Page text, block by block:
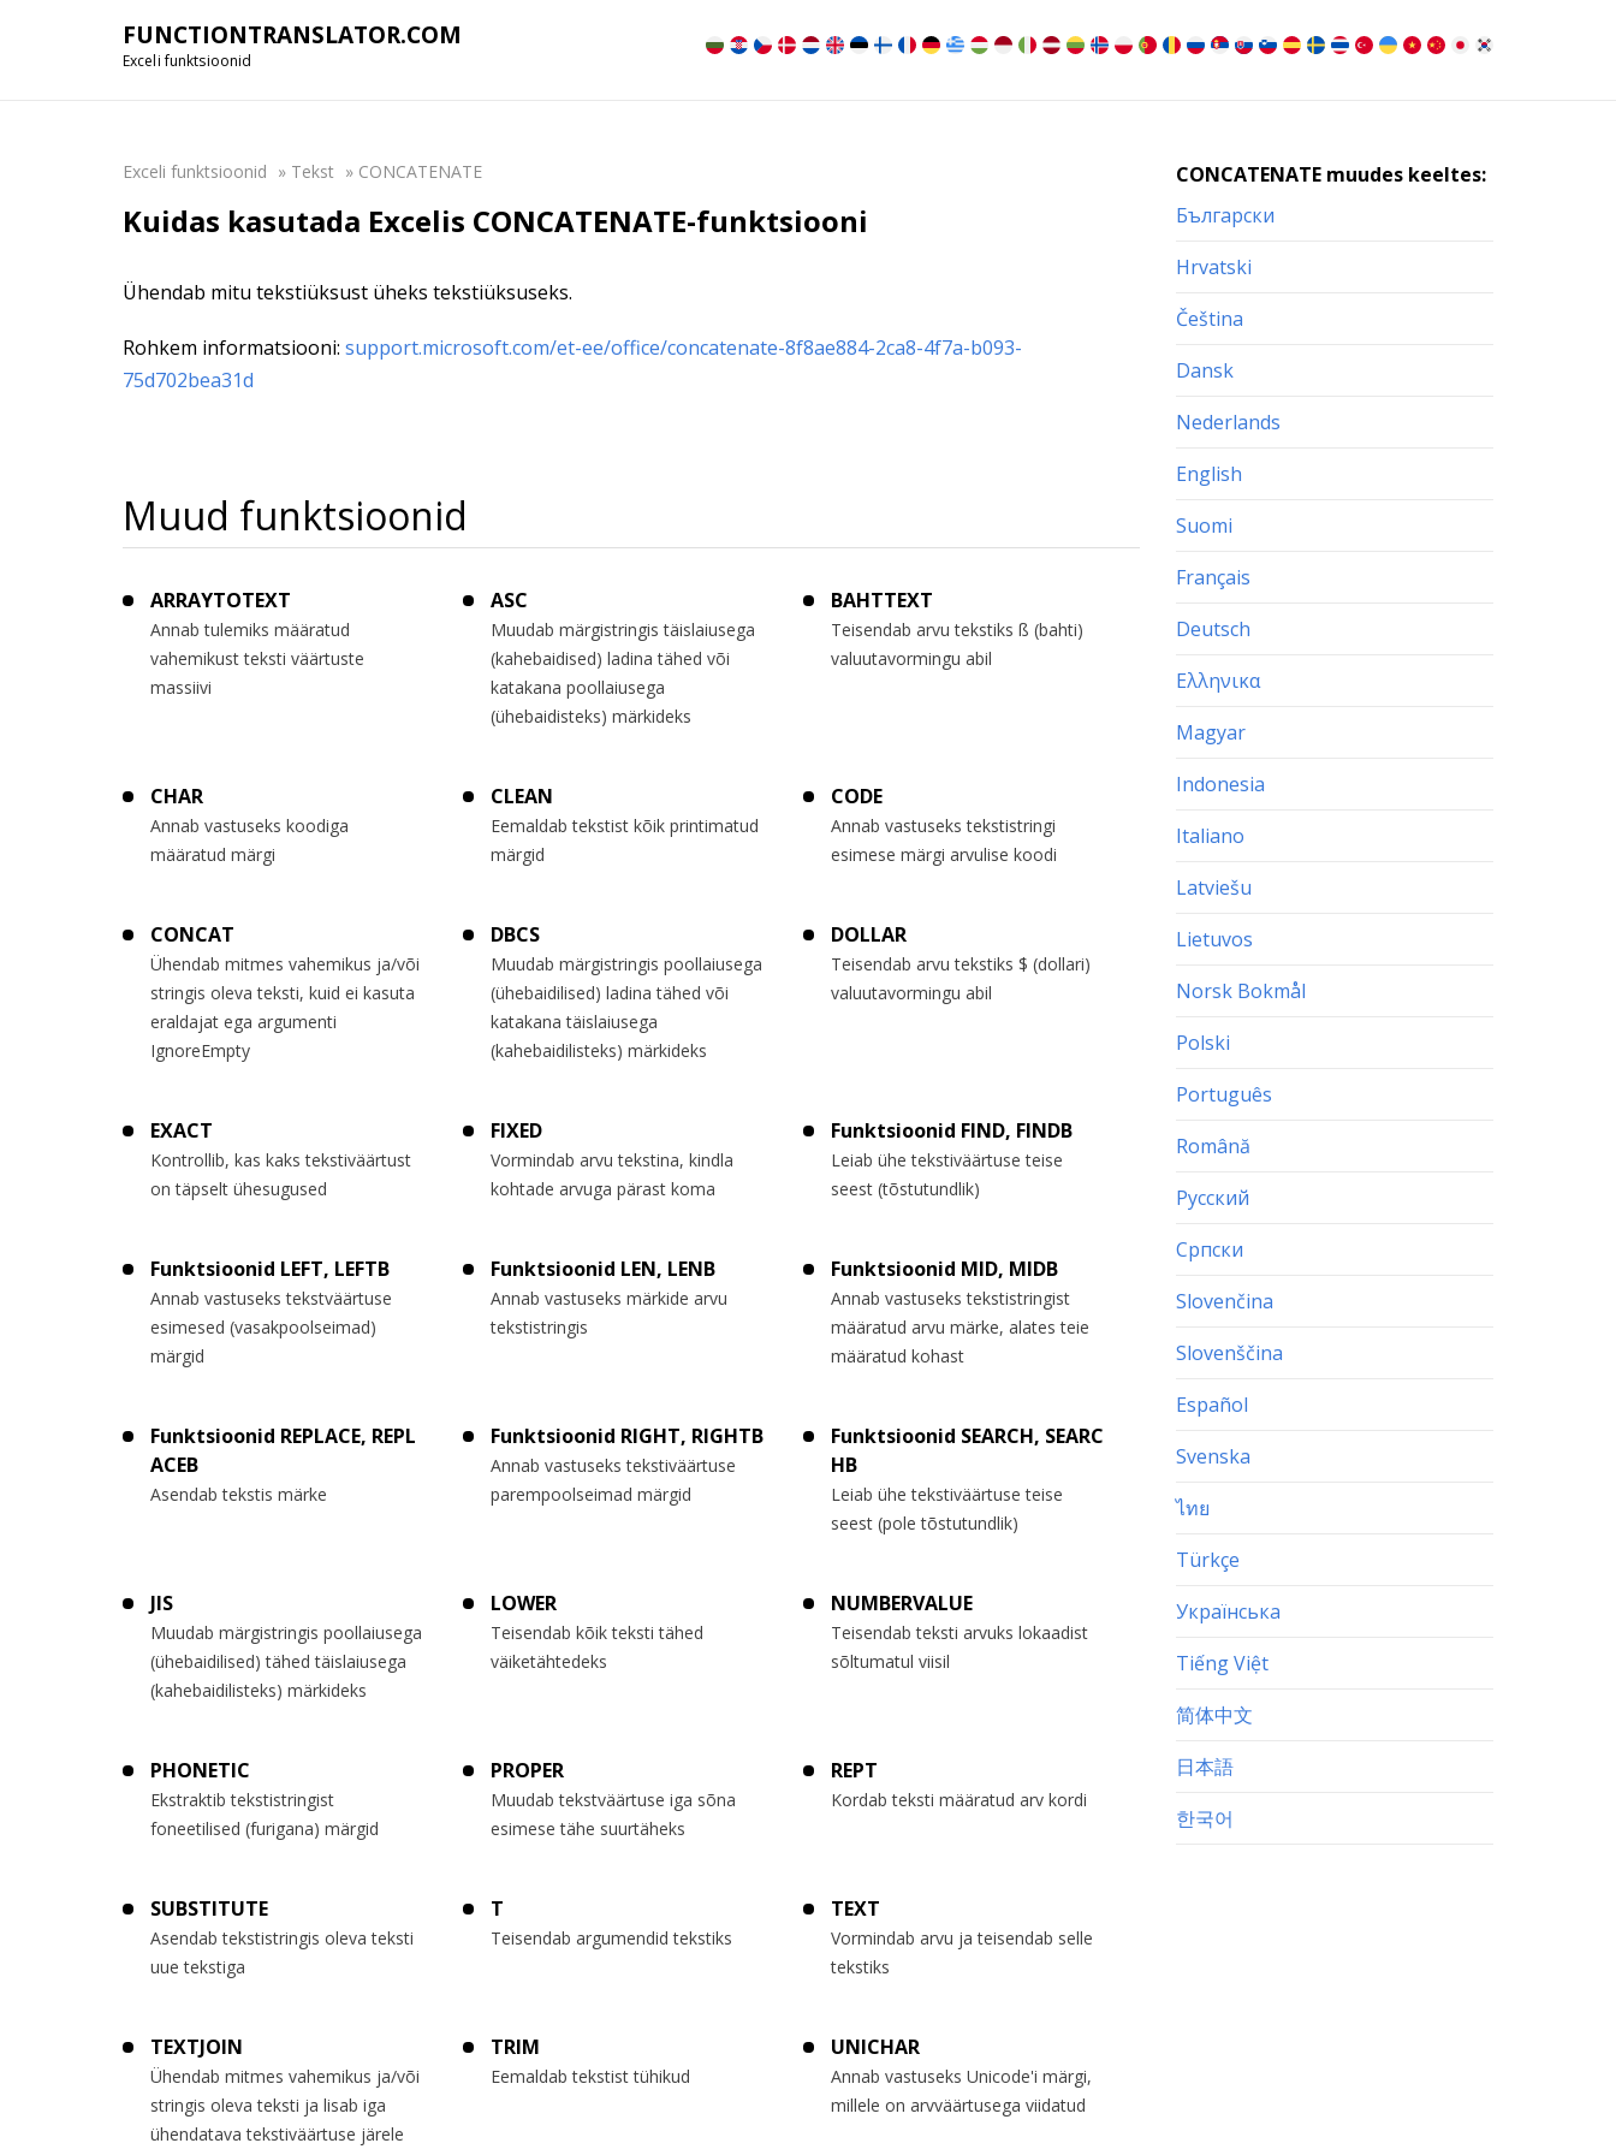
FUNCTIONTRANSLATOR.COM
Exceli funktsioonid
Exceli funktsioonid » Tekst » CONCATENATE
Kuidas kasutada Excelis CONCATENATE-funktsiooni
Ühendab mitu tekstiüksust üheks tekstiüksuseks.
Rohkem informatsiooni: support.microsoft.com/et-ee/office/concatenate-8f8ae884-2ca8-4f7a-b093-
75d702bea31d
Muud funktsioonid
ARRAYTOTEXT
Annab tulemiks määratud
vahemikust teksti väärtuste
massiivi
ASC
Muudab märgistringis täislaiusega
(kahebaidised) ladina tähed või
katakana poollaiusega
(ühebaidisteks) märkideks
BAHTTEXT
Teisendab arvu tekstiks ß (bahti)
valuutavormingu abil
CHAR
Annab vastuseks koodiga
määratud märgi
CLEAN
Eemaldab tekstist kõik printimatud
märgid
CODE
Annab vastuseks tekstistringi
esimese märgi arvulise koodi
CONCAT
Ühendab mitmes vahemikus ja/või
stringis oleva teksti, kuid ei kasuta
eraldajat ega argumenti
IgnoreEmpty
DBCS
Muudab märgistringis poollaiusega
(ühebaidilised) ladina tähed või
katakana täislaiusega
(kahebaidilisteks) märkideks
DOLLAR
Teisendab arvu tekstiks $ (dollari)
valuutavormingu abil
EXACT
Kontrollib, kas kaks tekstiväärtust
on täpselt ühesugused
FIXED
Vormindab arvu tekstina, kindla
kohtade arvuga pärast koma
Funktsioonid FIND, FINDB
Leiab ühe tekstiväärtuse teise
seest (tõstutundlik)
Funktsioonid LEFT, LEFTB
Annab vastuseks tekstväärtuse
esimesed (vasakpoolseimad)
märgid
Funktsioonid LEN, LENB
Annab vastuseks märkide arvu
tekstistringis
Funktsioonid MID, MIDB
Annab vastuseks tekstistringist
määratud arvu märke, alates teie
määratud kohast
Funktsioonid REPLACE, REPL
ACEB
Asendab tekstis märke
Funktsioonid RIGHT, RIGHTB
Annab vastuseks tekstiväärtuse
parempoolseimad märgid
Funktsioonid SEARCH, SEARC
HB
Leiab ühe tekstiväärtuse teise
seest (pole tõstutundlik)
JIS
Muudab märgistringis poollaiusega
(ühebaidilised) tähed täislaiusega
(kahebaidilisteks) märkideks
LOWER
Teisendab kõik teksti tähed
väiketähtedeks
NUMBERVALUE
Teisendab teksti arvuks lokaadist
sõltumatul viisil
PHONETIC
Ekstraktib tekstistringist
foneetilised (furigana) märgid
PROPER
Muudab tekstväärtuse iga sõna
esimese tähe suurtäheks
REPT
Kordab teksti määratud arv kordi
SUBSTITUTE
Asendab tekstistringis oleva teksti
uue tekstiga
T
Teisendab argumendid tekstiks
TEXT
Vormindab arvu ja teisendab selle
tekstiks
TEXTJOIN
Ühendab mitmes vahemikus ja/või
stringis oleva teksti ja lisab iga
ühendatava tekstiväärtuse järele
TRIM
Eemaldab tekstist tühikud
UNICHAR
Annab vastuseks Unicode'i märgi,
millele on arvväärtusega viidatud
CONCATENATE muudes keeltes:
Български
Hrvatski
Čeština
Dansk
Nederlands
English
Suomi
Français
Deutsch
Ελληνικα
Magyar
Indonesia
Italiano
Latviešu
Lietuvos
Norsk Bokmål
Polski
Português
Română
Русский
Српски
Slovenčina
Slovenščina
Español
Svenska
ไทย
Türkçe
Українська
Tiếng Việt
简体中文
日本語
한국어